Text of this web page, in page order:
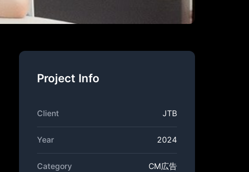
Project Info
Client JTB
Year 2024
Category CM広告